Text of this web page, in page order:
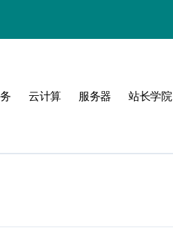
云计算 服务器 站长学院